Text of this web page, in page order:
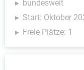
bundesweit
Start: Oktober
Freie Plätze: 1